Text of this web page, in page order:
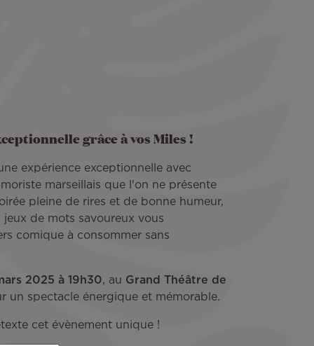
grâce à vos Miles !
expérience exceptionnelle avec
marseillais que l'on ne présente
pleine de rires et de bonne humeur,
de mots savoureux vous
comique à consommer sans
2025 à 19h30, au Grand Théâtre de
un spectacle énergique et mémorable.
cet évènement unique !